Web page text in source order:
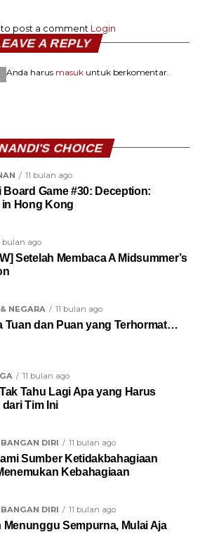
post a comment Login
A REPLY
Anda harus masuk untuk berkomentar.
CHOICE
11 bulan ago
Board Game #30: Deception:
in Hong Kong
bulan ago
Setelah Membaca A Midsummer’s
NEGARA 11 bulan ago
Tuan dan Puan yang Terhormat…
11 bulan ago
Tahu Lagi Apa yang Harus
dari Tim Ini
DIRI 11 bulan ago
Sumber Ketidakbahagiaan
Kebahagiaan
DIRI 11 bulan ago
Menunggu Sempurna, Mulai Aja